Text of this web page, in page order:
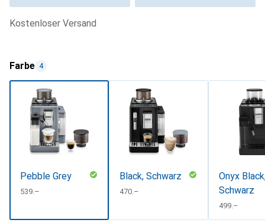
kostenloser Versand
Farbe 4
Pebble Grey
CHF
539.–
Black, Schwarz
CHF
470.–
Onyx
Schwarz
CHF
499.–